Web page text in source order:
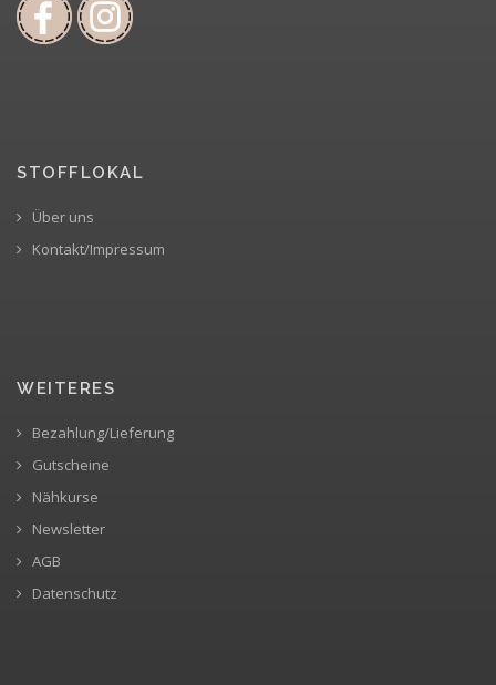
STOFFLOKAL
Über uns
Kontakt/Impressum
WEITERES
Bezahlung/Lieferung
Gutscheine
Nähkurse
Newsletter
AGB
Datenschutz